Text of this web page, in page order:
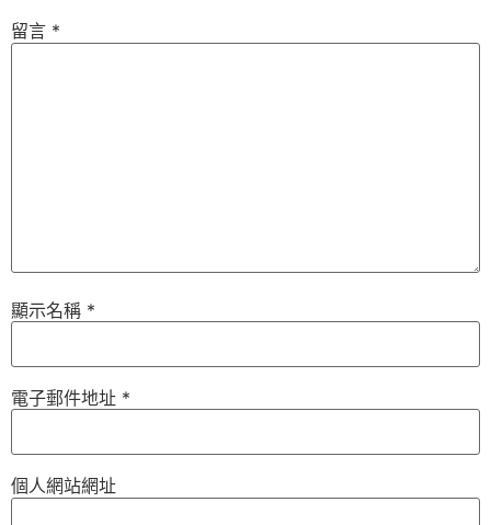
留言 *
顯示名稱 *
電子郵件地址 *
個人網站網址